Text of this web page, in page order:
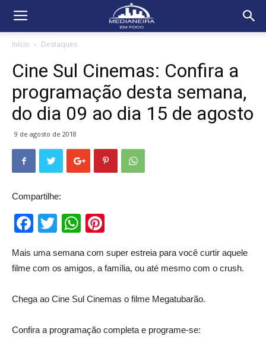
Início Destaques
Cine Sul Cinemas: Confira a
programação desta semana,
do dia 09 ao dia 15 de agosto
9 de agosto de 2018
Compartilhe:
Facebook
TwitterWhatsApp
Mais uma semana com super estreia para você curtir aquele
filme com os amigos, a família, ou até mesmo com o crush.
Chega ao Cine Sul Cinemas o filme Megatubarão.
Confira a programação completa e programe-se: